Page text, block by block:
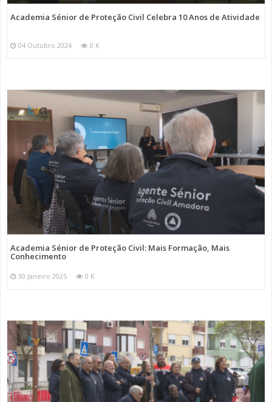
Academia Sénior de Proteção Civil Celebra 10 Anos de Atividade
04 Outubro 2024 0 K
Academia Sénior de Proteção Civil: Mais Formação, Mais
Conhecimento
30 Janeiro 2025 0 K